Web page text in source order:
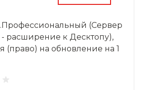
(Сервер
расширение к Десктопу),
(право) на обновление на 1